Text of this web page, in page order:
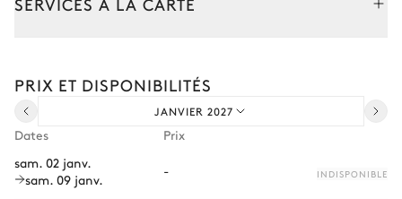
Transfert à l'arrivée et au départ
Courses livrées avant l'arrivée
Chef à domicile
PRIX ET DISPONIBILITÉS
JANVIER 2027
Dates
Prix
sam. 02 janv.
sam. 09 janv.
- INDISPONIBLE